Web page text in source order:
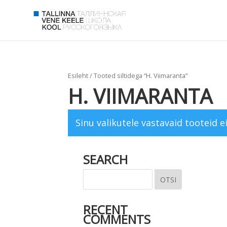
Esileht/ Tooted siltidega “H. Viimaranta”
H. VIIMARANTA
Sinu valikutele vastavaid tooteid
SEARCH
RECENT
COMMENTS